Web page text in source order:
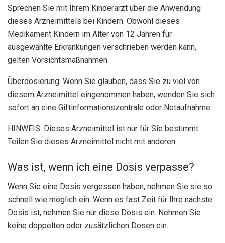
Sprechen Sie mit Ihrem Kinderarzt über die Anwendung
dieses Arzneimittels bei Kindern. Obwohl dieses
Medikament Kindern im Alter von 12 Jahren für
ausgewählte Erkrankungen verschrieben werden kann,
gelten Vorsichtsmaßnahmen.
Überdosierung: Wenn Sie glauben, dass Sie zu viel von
diesem Arzneimittel eingenommen haben, wenden Sie sich
sofort an eine Giftinformationszentrale oder Notaufnahme.
HINWEIS: Dieses Arzneimittel ist nur für Sie bestimmt.
Teilen Sie dieses Arzneimittel nicht mit anderen.
Was ist, wenn ich eine Dosis verpasse?
Wenn Sie eine Dosis vergessen haben, nehmen Sie sie so
schnell wie möglich ein. Wenn es fast Zeit für Ihre nächste
Dosis ist, nehmen Sie nur diese Dosis ein. Nehmen Sie
keine doppelten oder zusätzlichen Dosen ein.